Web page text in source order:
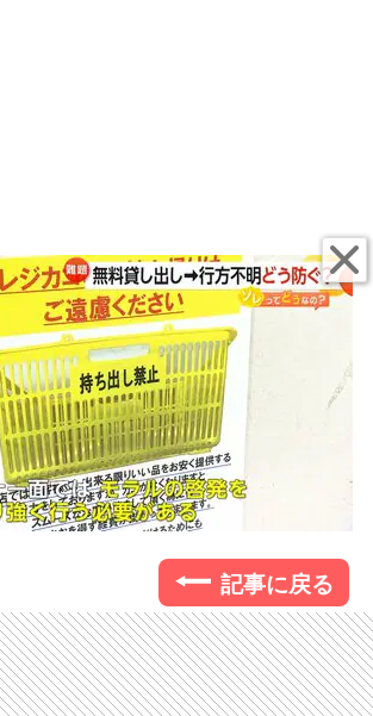
記事に戻る